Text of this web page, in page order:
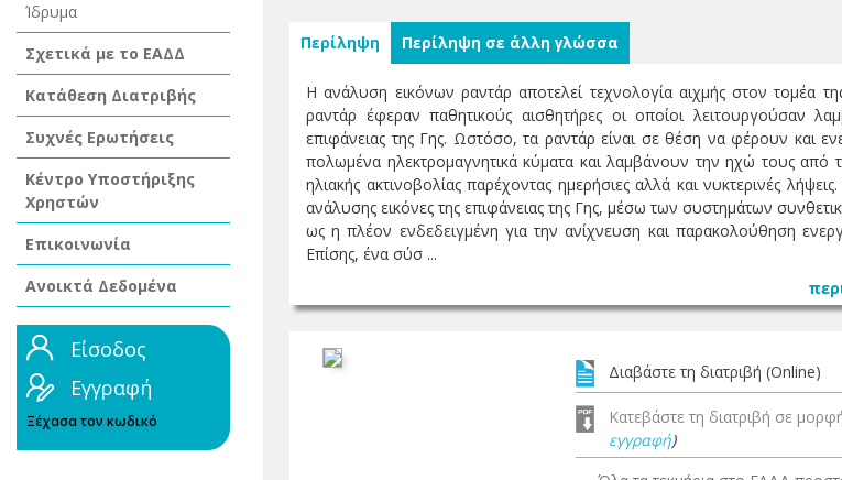
Ίδρυμα
Σχετικά με το ΕΑΔΔ
Κατάθεση Διατριβής
Συχνές Ερωτήσεις
Κέντρο Υποστήριξης
Χρηστών
Επικοινωνία
Ανοικτά Δεδομένα
Είσοδος
Εγγραφή
Ξέχασα τον κωδικό
Περίληψη Περίληψη σε άλλη γλώσσα
Η ανάλυση εικόνων ραντάρ αποτελεί τεχνολογία αιχμής στον τομέα
ραντάρ έφεραν παθητικούς αισθητήρες οι οποίοι λειτουργούσαν
επιφάνειας της Γης. Ωστόσο, τα ραντάρ είναι σε θέση να φέρουν και
πολωμένα ηλεκτρομαγνητικά κύματα και λαμβάνουν την ηχώ τους από
ηλιακής ακτινοβολίας παρέχοντας ημερήσιες αλλά και νυκτερινές
ανάλυσης εικόνες της επιφάνειας της Γης, μέσω των συστημάτων
ως η πλέον ενδεδειγμένη για την ανίχνευση και παρακολούθηση
Επίσης, ένα σύσ ...
Διαβάστε τη διατριβή (Online)
Κατεβάστε τη διατριβή σε
εγγραφή)